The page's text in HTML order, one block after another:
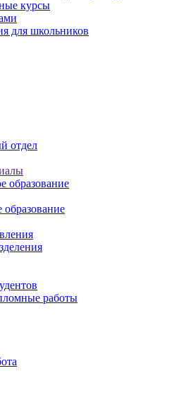
курсы
для школьников
отдел
образование
работы